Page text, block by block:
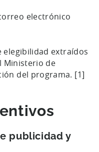
electrónico
elegibilidad extraídos
Ministerio de
del programa. [1]
publicidad y